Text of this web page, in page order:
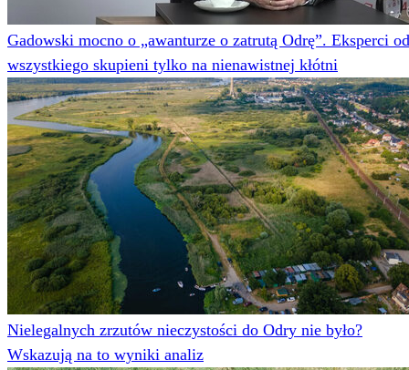
Gadowski mocno o „awanturze o zatrutą Odrę”. Eksperci od
wszystkiego skupieni tylko na nienawistnej kłótni
Nielegalnych zrzutów nieczystości do Odry nie było?
Wskazują na to wyniki analiz